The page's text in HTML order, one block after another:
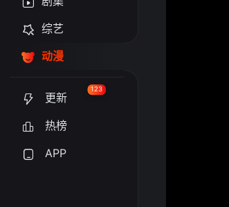
综艺
动漫
更新
123
热榜
APP